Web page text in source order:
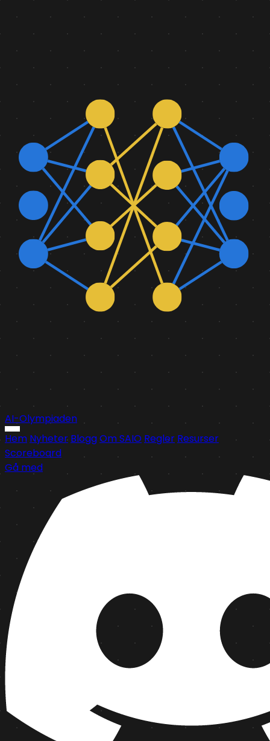
AI-Olympiaden
Hem Nyheter BloggOm SAIO Regler Resurser
Scoreboard
Gå med